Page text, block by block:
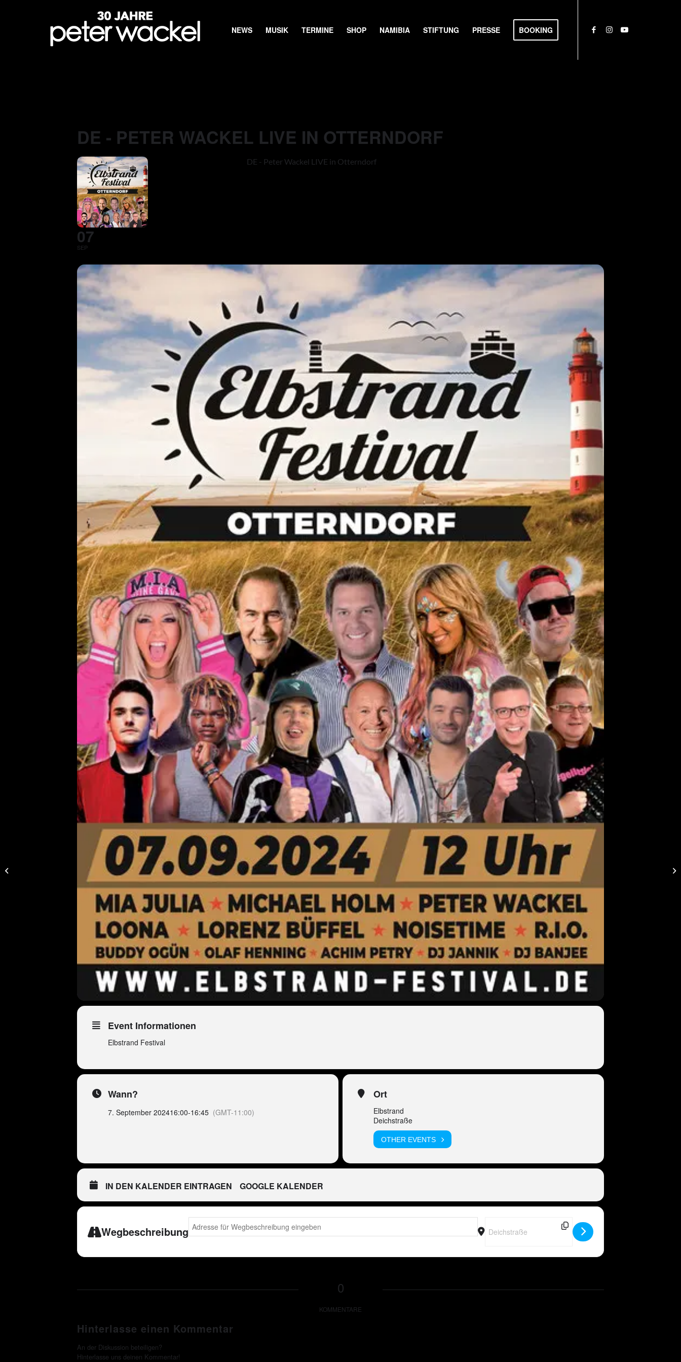
NEWS MUSIK TERMINE SHOP NAMIBIA STIFTUNG PRESSE BOOKING
DE - PETER WACKEL LIVE IN OTTERNDORF
07
SEP
DE - Peter Wackel LIVE in Otterndorf
Event Informationen
Elbstrand Festival
Wann?
7. September 202416:00-16:45 (GMT-11:00)
Ort
Elbstrand
Deichstraße
OTHER EVENTS
IN DEN KALENDER EINTRAGEN GOOGLE KALENDER
Wegbeschreibung
Address - DE - Peter Wackel LIVE in Otterndorf [NRJvgiWbH] Destination Address - DE - Peter Wackel LIVE in Otterndorf
0
KOMMENTARE
Hinterlasse einen Kommentar
An der Diskussion beteiligen?
Hinterlasse uns deinen Kommentar!